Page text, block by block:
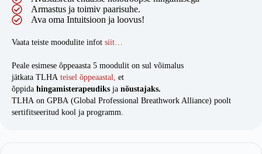
Armastus ja toimiv paarisuhe.
Ava oma Intuitsioon ja loovus!
Vaata teiste moodulite infot siit…
Peale esimese õppeaasta 5 moodulit on sul võimalus
jätkata TLHA teisel õppeaastal, et
õppida hingamisterapeudiks ja nõustajaks.
TLHA on GPBA (Global Professional Breathwork Alliance) poolt
sertifitseeritud kool ja programm.